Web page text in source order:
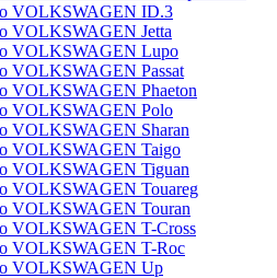
VOLKSWAGEN ID.3
VOLKSWAGEN Jetta
VOLKSWAGEN Lupo
VOLKSWAGEN Passat
VOLKSWAGEN Phaeton
VOLKSWAGEN Polo
VOLKSWAGEN Sharan
VOLKSWAGEN Taigo
VOLKSWAGEN Tiguan
VOLKSWAGEN Touareg
VOLKSWAGEN Touran
VOLKSWAGEN T-Cross
VOLKSWAGEN T-Roc
VOLKSWAGEN Up